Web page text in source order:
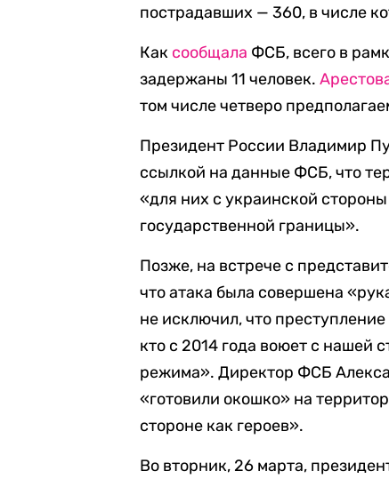
пострадавших — 360, в числе
Как сообщала ФСБ, всего в
задержаны 11 человек.
том числе четверо
Президент России Владимир
ссылкой на данные ФСБ, что
«для них с украинской
государственной границы».
Позже, на встрече с
что атака была совершена
не исключил, что
кто с 2014 года воюет с нашей
режима». Директор ФСБ
«готовили окошко» на
стороне как героев».
Во вторник, 26 марта,